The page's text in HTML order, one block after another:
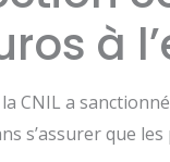
à
CNIL a
s’assurer que